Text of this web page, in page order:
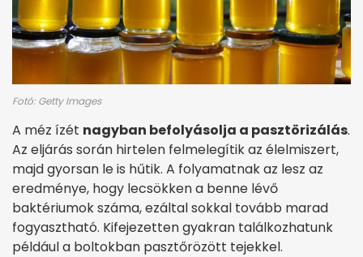
Fotó: Getty Images
A méz ízét nagyban befolyásolja a pasztörizálás.
Az eljárás során hirtelen felmelegítik az élelmiszert,
majd gyorsan le is hűtik. A folyamatnak az lesz az
eredménye, hogy lecsökken a benne lévő
baktériumok száma, ezáltal sokkal tovább marad
fogyasztható. Kifejezetten gyakran találkozhatunk
például a boltokban pasztőrözött tejekkel.